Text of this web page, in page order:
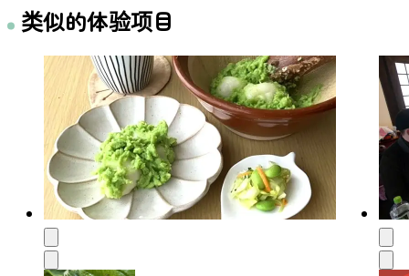
类似的体验项目